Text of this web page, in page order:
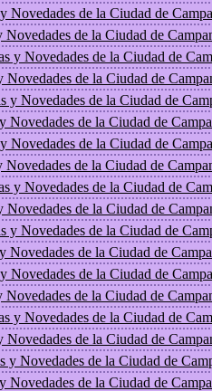
Novedades de la Ciudad de
de la Ciudad de
y Novedades de la Ciudad de
Novedades de la Ciudad de
y Novedades de la Ciudad de
Novedades de la Ciudad de
Novedades de la Ciudad de
de la Ciudad de
y Novedades de la Ciudad de
Novedades de la Ciudad de
y Novedades de la Ciudad de
Novedades de la Ciudad de
Novedades de la Ciudad de
de la Ciudad de
y Novedades de la Ciudad de
Novedades de la Ciudad de
y Novedades de la Ciudad de
Novedades de la Ciudad de